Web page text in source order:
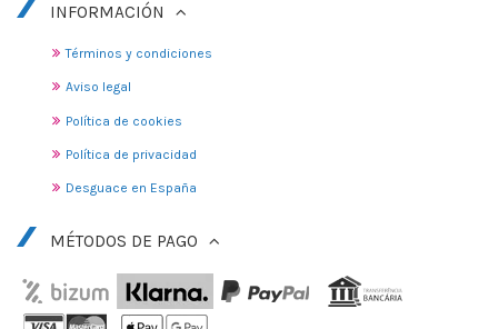
INFORMACIÓN
Términos y condiciones
Aviso legal
Política de cookies
Política de privacidad
Desguace en España
MÉTODOS DE PAGO